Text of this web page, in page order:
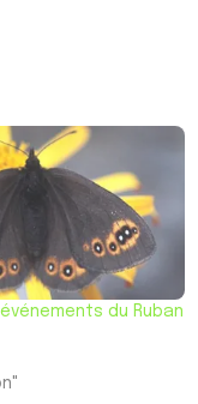
du Ruban